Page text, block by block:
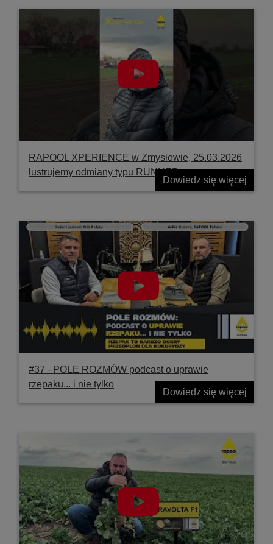
RAPOOL XPERIENCE w Zmysłowie, 25.03.2026
lustrujemy odmiany typu RUNNER
Dowiedz się więcej
#37 ‐ POLE ROZMÓW podcast o uprawie
rzepaku... i nie tylko
Dowiedz się więcej